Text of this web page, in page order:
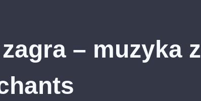
– muzyka z